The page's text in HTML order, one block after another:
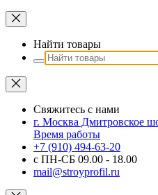
Найти товары
Свяжитесь с нами
г. Москва Дмитровское
Время работы
+7 (910) 494-63-20
с ПН-СБ 09.00 - 18.00
mail@stroyprofil.ru